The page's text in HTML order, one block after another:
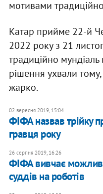
мотивами
Катар прийме 22-й
2022 року з 21
традиційно мундіаль
рішення ухвали
жарко.
02 вересня 2019, 15:04
ФІФА назвав трійку
гравця року
26 серпня 2019, 16:26
ФІФА вивчає
суддів на роботів